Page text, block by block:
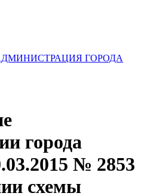
ГОРОДА
города
№ 2853
схемы